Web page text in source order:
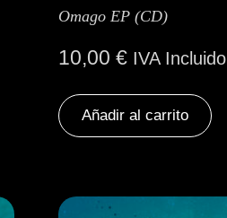
Omago EP (CD)
10,00€ IVA Incluido
Añadir al carrito